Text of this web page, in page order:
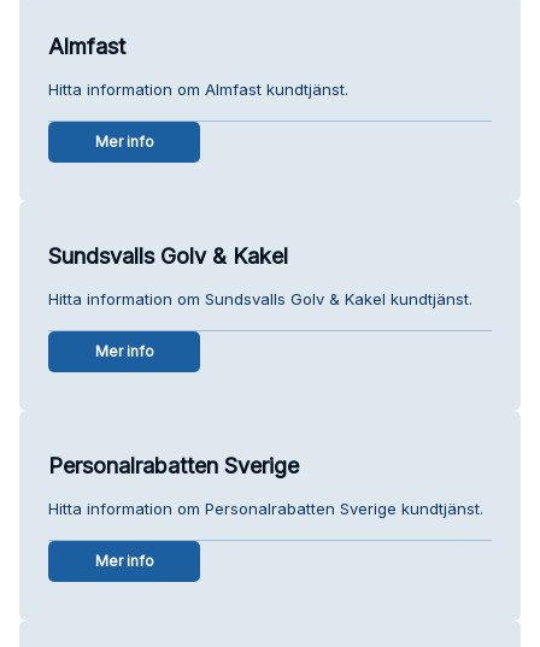
Almfast
Hitta information om Almfast kundtjänst.
Mer info
Sundsvalls Golv & Kakel
Hitta information om Sundsvalls Golv & Kakel kundtjänst.
Mer info
Personalrabatten Sverige
Hitta information om Personalrabatten Sverige kundtjänst.
Mer info